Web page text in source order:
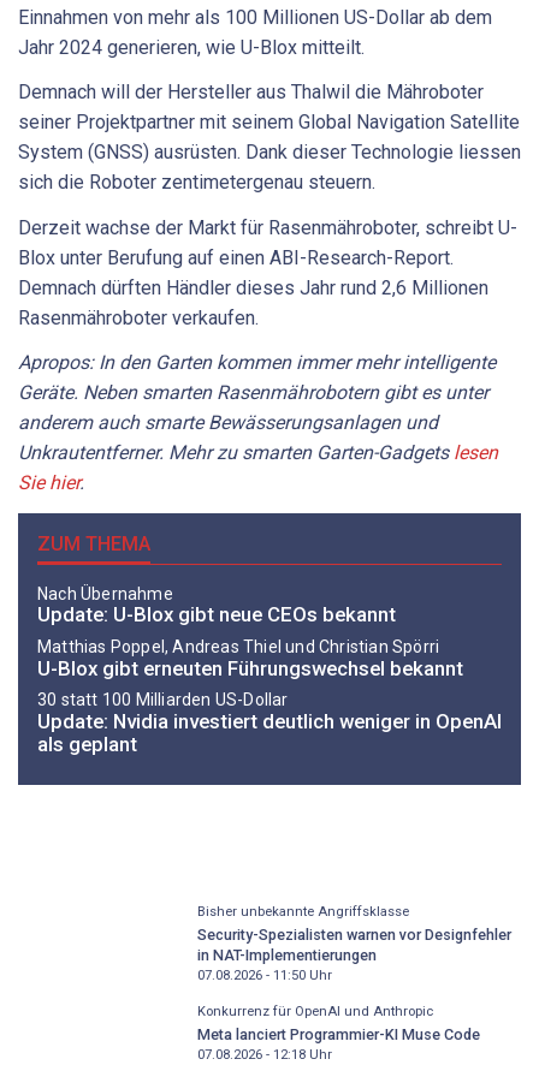
Einnahmen von mehr als 100 Millionen US-Dollar ab dem
Jahr 2024 generieren, wie U-Blox mitteilt.
Demnach will der Hersteller aus Thalwil die Mähroboter
seiner Projektpartner mit seinem Global Navigation Satellite
System (GNSS) ausrüsten. Dank dieser Technologie liessen
sich die Roboter zentimetergenau steuern.
Derzeit wachse der Markt für Rasenmähroboter, schreibt U-
Blox unter Berufung auf einen ABI-Research-Report.
Demnach dürften Händler dieses Jahr rund 2,6 Millionen
Rasenmähroboter verkaufen.
Apropos: In den Garten kommen immer mehr intelligente
Geräte. Neben smarten Rasenmährobotern gibt es unter
anderem auch smarte Bewässerungsanlagen und
Unkrautentferner. Mehr zu smarten Garten-Gadgets lesen
Sie hier.
ZUM THEMA
Nach Übernahme
Update: U-Blox gibt neue CEOs bekannt
Matthias Poppel, Andreas Thiel und Christian Spörri
U-Blox gibt erneuten Führungswechsel bekannt
30 statt 100 Milliarden US-Dollar
Update: Nvidia investiert deutlich weniger in OpenAI
als geplant
Bisher unbekannte Angriffsklasse
Security-Spezialisten warnen vor Designfehler
in NAT-Implementierungen
07.08.2026 - 11:50Uhr
Konkurrenz für OpenAI und Anthropic
Meta lanciert Programmier-KI Muse Code
07.08.2026 - 12:18Uhr